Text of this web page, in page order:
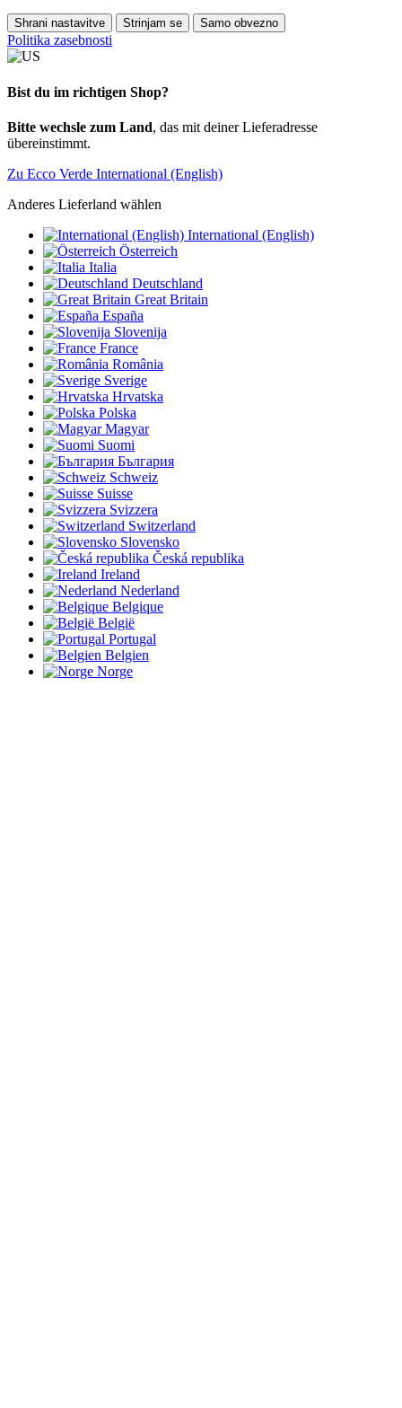
Shrani nastavitve Strinjam se Samo obvezno
Politika zasebnosti
Bist du im richtigen Shop?
Bitte wechsle zum Land, das mit deiner Lieferadresse
übereinstimmt.
Zu Ecco Verde International (English)
Anderes Lieferland wählen
International (English)
Österreich
Italia
Deutschland
Great Britain
España
Slovenija
France
România
Sverige
Hrvatska
Polska
Magyar
Suomi
България
Schweiz
Suisse
Svizzera
Switzerland
Slovensko
Česká republika
Ireland
Nederland
Belgique
België
Portugal
Belgien
Norge